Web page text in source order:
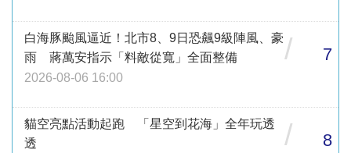
白海豚颱風逼近！北市8、9日恐飆9級陣風、豪
雨 蔣萬安指示「料敵從寬」全面整備
2026-08-06 16:00
/ 7
貓空亮點活動起跑 「星空到花海」全年玩透
透
/ 8